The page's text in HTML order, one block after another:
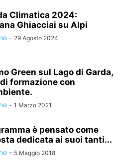
Climatica 2024:
Ghiacciai su Alpi
- 29 Agosto 2024
Green sul Lago di Garda,
formazione con
- 1 Marzo 2021
è pensato come
dedicata ai suoi tanti...
- 5 Maggio 2018